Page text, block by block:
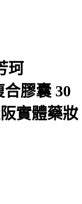
珂
膠囊 30
實體藥妝